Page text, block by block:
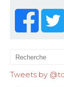
Tweets by